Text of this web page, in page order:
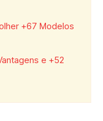
+67 Modelos
e +52